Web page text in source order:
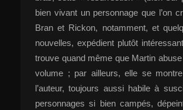
bien vivant un personnage que l’on
Bran et Rickon, notamment, et
nouvelles, expédient plutôt
trouve quand même que Martin
volume ; par ailleurs, elle se
l’auteur, toujours aussi habile à
personnages si bien campés,